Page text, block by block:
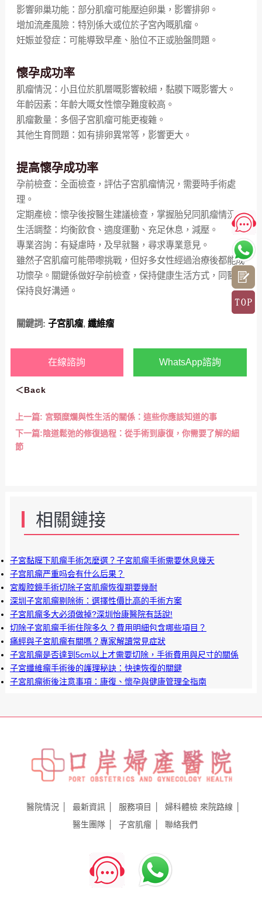
影響卵巢功能：部分肌瘤可能壓迫卵巢，影響排卵。
增加流產風險：特別係大或位於子宮內嘅肌瘤。
妊娠並發症：可能導致早產、胎位不正或胎盤問題。
懷孕成功率
肌瘤情況：小且位於肌層嘅影響較細，黏膜下嘅影響大。
年齡因素：年齡大嘅女性懷孕難度較高。
肌瘤數量：多個子宮肌瘤可能更複雜。
其他生育問題：如有排卵異常等，影響更大。
提高懷孕成功率
孕前檢查：全面檢查，評估子宮肌瘤情況，需要時手術處
理。
定期產檢：懷孕後按醫生建議檢查，掌握胎兒同肌瘤情況。
生活調整：均衡飲食、適度運動、充足休息，減壓。
專業咨詢：有疑慮時，及早就醫，尋求專業意見。
雖然子宮肌瘤可能帶嚟挑戰，但好多女性經過治療後都能成
功懷孕。關鍵係做好孕前檢查，保持健康生活方式，同醫生
保持良好溝通。
關鍵詞: 子宮肌瘤, 纖維瘤
在線諮詢 WhatsApp諮詢
＜Back
上一篇: 宮頸糜爛與性生活的關係：這些你應該知道的事
下一篇:陰道鬆弛的修復過程：從手術到康復，你需要了解的細
節
相關鏈接
子宮黏膜下肌瘤手術怎麼選？子宮肌瘤手術需要休息幾天
子宫肌瘤严重吗会有什么后果？
宮腹腔鏡手術切除子宮肌瘤恢復期要幾耐
深圳子宮肌瘤剔除術：選擇性價比高的手術方案
子宮肌瘤多大必須做掉?深圳怡康醫院有話說!
切除子宮肌瘤手術住院多久？費用明細包含哪些項目？
痛經與子宮肌瘤有關嗎？專家解讀常見症狀
子宮肌瘤是否達到5cm以上才需要切除，手術費用與尺寸的關係
子宮纖維瘤手術後的護理秘訣：快速恢復的關鍵
子宮肌瘤術後注意事項：康復、懷孕與健康管理全指南
醫院情況 最新資訊 服務項目 婦科體檢 來院路線
醫生團隊
子宮肌瘤 聯絡我們